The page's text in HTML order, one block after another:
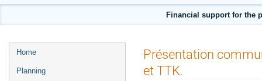
Financial support for the
Menu
de
Home
Planning
Présentation
et TTK.